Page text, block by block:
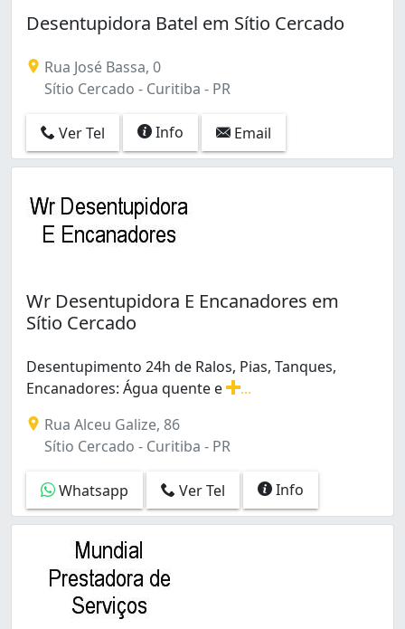
Boqueirão (3)
Cabral (2)
Cachoeira (1)
Capão Raso (7)
Capão da Imbuia (5)
Centro Cívico (2)
Cidade Industrial (17)
Fazendinha (3)
Guabirotuba (2)
Hauer (7)
Jardim das Américas (1)
Lindóia (2)
Mercês (1)
Novo Mundo (4)
Parolin (2)
Pinheirinho (12)
Prado Velho (1)
Rebouças (1)
Santa Cândida (6)
Santa Felicidade (8)
Santa Quitéria (3)
São Braz (1)
São Lourenço (1)
Desentupidora Batel em Sítio Cercado
Rua José Bassa, 0
Sítio Cercado - Curitiba - PR
Ver Tel Info Email
Wr Desentupidora E Encanadores em
Sítio Cercado
Desentupimento 24h de Ralos, Pias, Tanques,
Encanadores: Água quente e
Rua Alceu Galize, 86
Sítio Cercado - Curitiba - PR
Whatsapp Ver Tel Info